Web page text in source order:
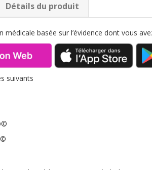
Détails du produit
médicale basée sur l’évidence dont vous
suivants